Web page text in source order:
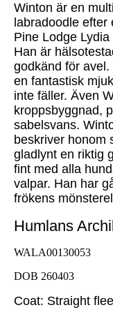
Winton är en
labradoodle
Pine Lodge
Han är
godkänd för
en fantastisk
inte fäller. Även
kroppsbyggnad,
sabelsvans.
beskriver honom
gladlynt en riktig
fint med alla
valpar. Han har
frökens
Humlans
WALA00130053
DOB 260403
Coat: Straight